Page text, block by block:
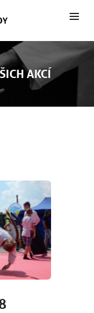
AKCÍ